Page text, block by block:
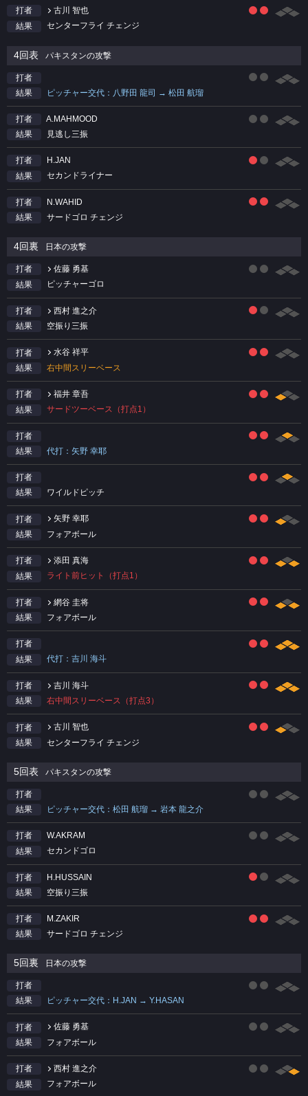
打者
古川 智也
結果
センターフライ チェンジ
4回表 パキスタンの攻撃
打者
結果
ピッチャー交代：八野田 龍司 → 松田 航瑠
打者
A.MAHMOOD
結果
見逃し三振
打者
H.JAN
結果
セカンドライナー
打者
N.WAHID
結果
サードゴロ チェンジ
4回裏 日本の攻撃
打者
佐藤 勇基
結果
ピッチャーゴロ
打者
西村 進之介
結果
空振り三振
打者
水谷 祥平
結果
右中間スリーベース
打者
福井 章吾
結果
サードツーベース（打点1）
打者
結果
代打：矢野 幸耶
打者
結果
ワイルドピッチ
打者
矢野 幸耶
結果
フォアボール
打者
添田 真海
結果
ライト前ヒット（打点1）
打者
網谷 圭将
結果
フォアボール
打者
結果
代打：吉川 海斗
打者
吉川 海斗
結果
右中間スリーベース（打点3）
打者
古川 智也
結果
センターフライ チェンジ
5回表 パキスタンの攻撃
打者
結果
ピッチャー交代：松田 航瑠 → 岩本 龍之介
打者
W.AKRAM
結果
セカンドゴロ
打者
H.HUSSAIN
結果
空振り三振
打者
M.ZAKIR
結果
サードゴロ チェンジ
5回裏 日本の攻撃
打者
結果
ピッチャー交代：H.JAN → Y.HASAN
打者
佐藤 勇基
結果
フォアボール
打者
西村 進之介
結果
フォアボール